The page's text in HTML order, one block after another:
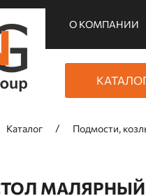
О КОМПАНИИ
Каталог Подмости,
МАЛЯРНЫЙ